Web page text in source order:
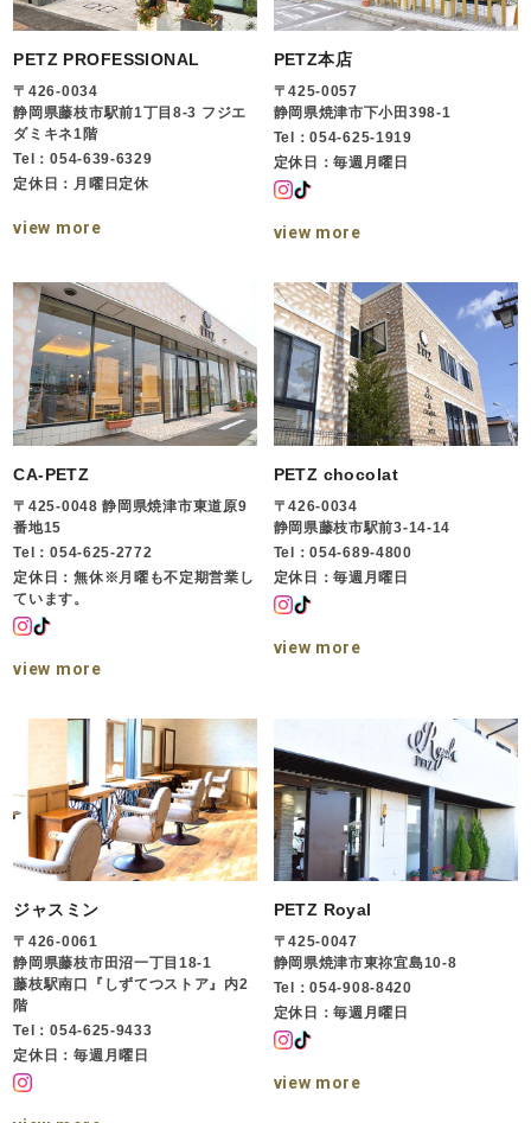
PETZ PROFESSIONAL
〒426-0034
静岡県藤枝市駅前1丁目8-3 フジエ
ダミキネ1階
Tel：054-639-6329
定休日：月曜日定休
view more
PETZ本店
〒425-0057
静岡県焼津市下小田398-1
Tel：054-625-1919
定休日：毎週月曜日
view more
CA-PETZ
〒425-0048 静岡県焼津市東道原9
番地15
Tel：054-625-2772
定休日：無休※月曜も不定期営業し
ています。
view more
PETZ chocolat
〒426-0034
静岡県藤枝市駅前3-14-14
Tel：054-689-4800
定休日：毎週月曜日
view more
ジャスミン
〒426-0061
静岡県藤枝市田沼一丁目18-1
藤枝駅南口『しずてつストア』内2
階
Tel：054-625-9433
定休日：毎週月曜日
PETZ Royal
〒425-0047
静岡県焼津市東祢宜島10-8
Tel：054-908-8420
定休日：毎週月曜日
view more